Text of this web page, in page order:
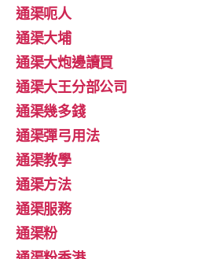
通渠呃人
通渠大埔
通渠大炮邊讀買
通渠大王分部公司
通渠幾多錢
通渠彈弓用法
通渠教學
通渠方法
通渠服務
通渠粉